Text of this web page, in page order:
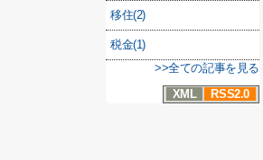
移住(2)
税金(1)
>>全ての記事を見る
XML
RSS2.0